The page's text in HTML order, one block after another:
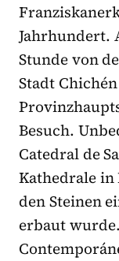
Jahrhundert.
Stunde von
Stadt
Besuch.
Catedral de
Kathedrale
den Steinen
erbaut